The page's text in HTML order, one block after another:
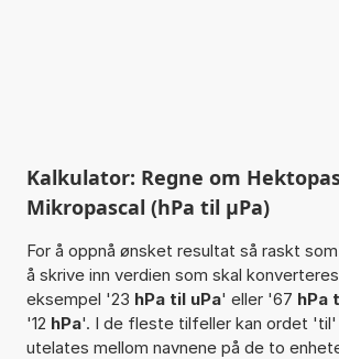
Kalkulator: Regne om
Mikropascal (hPa til µPa)
For å oppnå ønsket resultat så raskt
å skrive inn verdien som skal
eksempel '23 hPa til uPa' eller '67 hPa
'12 hPa'. I de fleste tilfeller kan ordet
utelates mellom navnene på de to